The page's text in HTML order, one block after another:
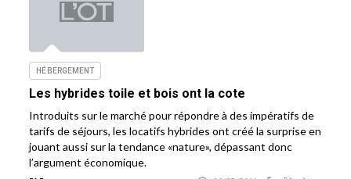
HÉBERGEMENT
Les hybrides toile et bois ont la cote
Introduits sur le marché pour répondre à des impératifs de
tarifs de séjours, les locatifs hybrides ont créé la surprise en
jouant aussi sur la tendance «nature», dépassant donc
l’argument économique.